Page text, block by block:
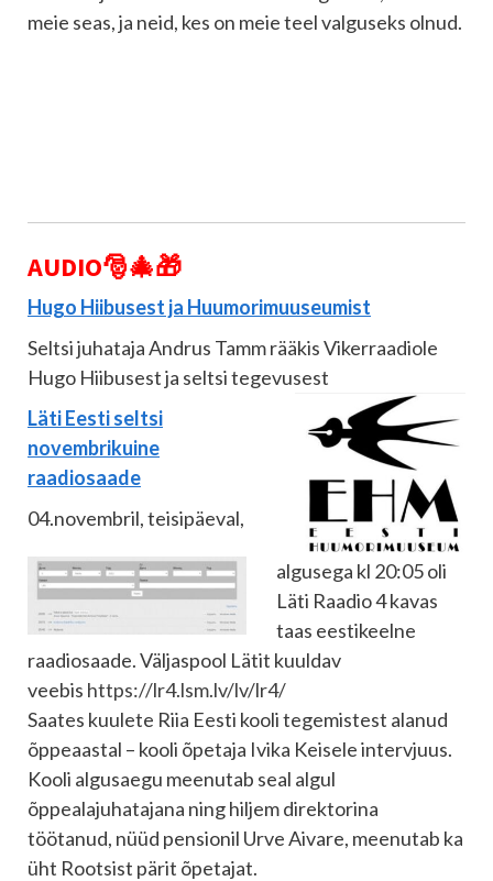
meie seas, ja neid, kes on meie teel valguseks olnud.
AUDIO🎅🎄🎁
Hugo Hiibusest ja Huumorimuuseumist
Seltsi juhataja Andrus Tamm rääkis Vikerraadiole
Hugo Hiibusest ja seltsi tegevusest
Läti Eesti seltsi
novembrikuine
raadiosaade
04.novembril, teisipäeval,
algusega kl 20:05 oli
Läti Raadio 4 kavas
taas eestikeelne
raadiosaade. Väljaspool Lätit kuuldav
veebis https://lr4.lsm.lv/lv/lr4/
Saates kuulete Riia Eesti kooli tegemistest alanud
õppeaastal – kooli õpetaja Ivika Keisele intervjuus.
Kooli algusaegu meenutab seal algul
õppealajuhatajana ning hiljem direktorina
töötanud, nüüd pensionil Urve Aivare, meenutab ka
üht Rootsist pärit õpetajat.